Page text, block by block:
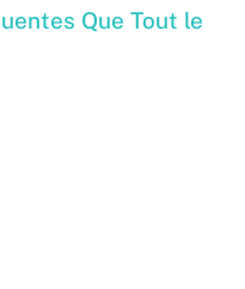
Que Tout le